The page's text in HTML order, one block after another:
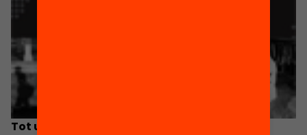
Tot un Món. Material didàctic 2